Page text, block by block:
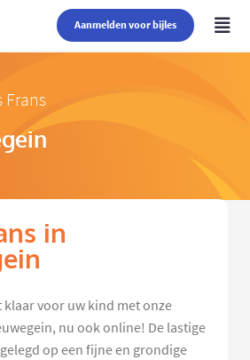
Aanmelden voor bijles
Frans
in
klaar voor uw kind met onze
nu ook online! De lastige
op een fijne en grondige